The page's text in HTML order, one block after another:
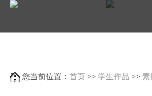
您当前位置： 首页>> 学生作品 >> 素